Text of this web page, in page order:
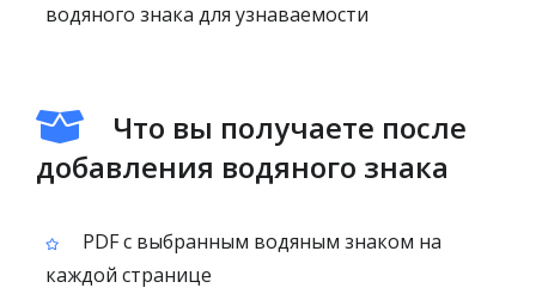
водяного знака для узнаваемости
Что вы получаете после
добавления водяного знака
PDF с выбранным водяным знаком на
каждой странице